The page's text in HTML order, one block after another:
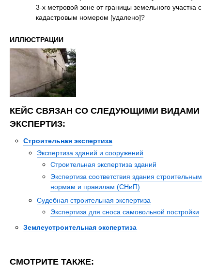
3-х метровой зоне от границы земельного участка с
кадастровым номером [удалено]?
ИЛЛЮСТРАЦИИ
КЕЙС СВЯЗАН СО СЛЕДУЮЩИМИ ВИДАМИ
ЭКСПЕРТИЗ:
Строительная экспертиза
Экспертиза зданий и сооружений
Строительная экспертиза зданий
Экспертиза соответствия здания строительным
нормам и правилам (СНиП)
Судебная строительная экспертиза
Экспертиза для сноса самовольной постройки
Землеустроительная экспертиза
СМОТРИТЕ ТАКЖЕ: